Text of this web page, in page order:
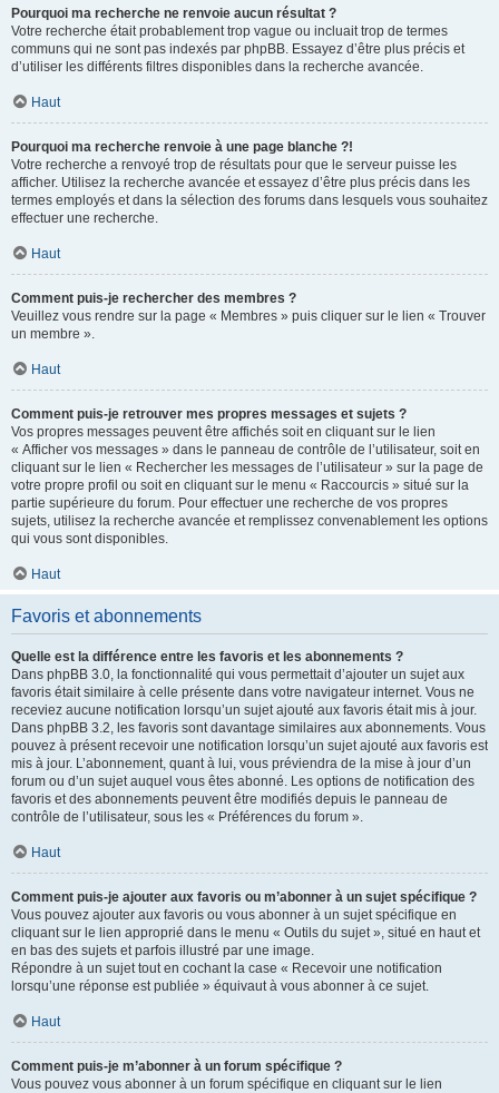
Pourquoi ma recherche ne renvoie aucun résultat ?
Votre recherche était probablement trop vague ou incluait trop de termes
communs qui ne sont pas indexés par phpBB. Essayez d’être plus précis et
d’utiliser les différents filtres disponibles dans la recherche avancée.
Haut
Pourquoi ma recherche renvoie à une page blanche ?!
Votre recherche a renvoyé trop de résultats pour que le serveur puisse les
afficher. Utilisez la recherche avancée et essayez d’être plus précis dans les
termes employés et dans la sélection des forums dans lesquels vous souhaitez
effectuer une recherche.
Haut
Comment puis-je rechercher des membres ?
Veuillez vous rendre sur la page « Membres » puis cliquer sur le lien « Trouver
un membre ».
Haut
Comment puis-je retrouver mes propres messages et sujets ?
Vos propres messages peuvent être affichés soit en cliquant sur le lien
« Afficher vos messages » dans le panneau de contrôle de l’utilisateur, soit en
cliquant sur le lien « Rechercher les messages de l’utilisateur » sur la page de
votre propre profil ou soit en cliquant sur le menu « Raccourcis » situé sur la
partie supérieure du forum. Pour effectuer une recherche de vos propres
sujets, utilisez la recherche avancée et remplissez convenablement les options
qui vous sont disponibles.
Haut
Favoris et abonnements
Quelle est la différence entre les favoris et les abonnements ?
Dans phpBB 3.0, la fonctionnalité qui vous permettait d’ajouter un sujet aux
favoris était similaire à celle présente dans votre navigateur internet. Vous ne
receviez aucune notification lorsqu’un sujet ajouté aux favoris était mis à jour.
Dans phpBB 3.2, les favoris sont davantage similaires aux abonnements. Vous
pouvez à présent recevoir une notification lorsqu’un sujet ajouté aux favoris est
mis à jour. L’abonnement, quant à lui, vous préviendra de la mise à jour d’un
forum ou d’un sujet auquel vous êtes abonné. Les options de notification des
favoris et des abonnements peuvent être modifiés depuis le panneau de
contrôle de l’utilisateur, sous les « Préférences du forum ».
Haut
Comment puis-je ajouter aux favoris ou m’abonner à un sujet spécifique ?
Vous pouvez ajouter aux favoris ou vous abonner à un sujet spécifique en
cliquant sur le lien approprié dans le menu « Outils du sujet », situé en haut et
en bas des sujets et parfois illustré par une image.
Répondre à un sujet tout en cochant la case « Recevoir une notification
lorsqu’une réponse est publiée » équivaut à vous abonner à ce sujet.
Haut
Comment puis-je m’abonner à un forum spécifique ?
Vous pouvez vous abonner à un forum spécifique en cliquant sur le lien